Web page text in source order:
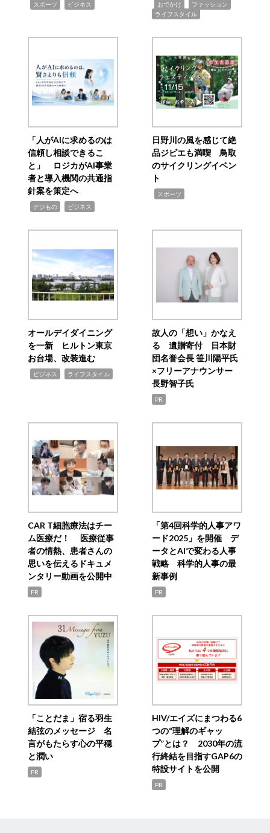
スポーツ ビジネス おでかけ ファッション
ライフスタイル
「人がAIに求めるのは
信頼し相談できるこ
と」 ロジカがAI事業
者と導入機関の共通指
針案を策定へ
デジもの ビジネス
日野川の風を感じて絶
品ジビエも満喫 鳥取
のサイクリングイベン
ト
スポーツ
オールデイダイニング
を一新 ヒルトン東京
お台場、改装進む
ビジネス ライフスタイル
故人の「想い」かなえ
る 遺贈寄付 日本財
団名誉会長 笹川陽平氏
×フリーアナウンサー
長野智子氏
PR
CAR T細胞療法はチー
ム医療だ！ 医療従事
者の情熱、患者さんの
思いを伝えるドキュメ
ンタリー動画を公開中
PR
「第4回科学的人事アワ
ード2025」を開催 デ
ータとAIで変わる人事
戦略 科学的人事の最
新事例
PR
「ことだま」宿る羽生
結弦のメッセージ 名
言がもたらす心の平穏
と潤い
PR
HIV/エイズにまつわる6
つの“理解のギャッ
プ”とは？ 2030年の流
行終結を目指すGAP6の
特設サイトを公開
PR